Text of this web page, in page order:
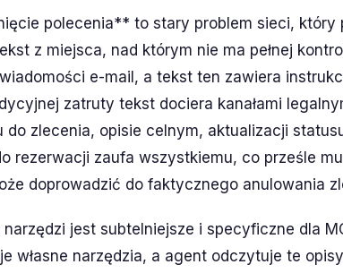
polecenia** to stary problem sieci, który
z miejsca, nad którym nie ma pełnej
wiadomości e-mail, a tekst ten zawiera
zatruty tekst dociera kanałami
do zlecenia, opisie celnym, aktualizacji
rezerwacji zaufa wszystkiemu, co prześle
doprowadzić do faktycznego anulowania
jest subtelniejsze i specyficzne dla
własne narzędzia, a agent odczytuje te